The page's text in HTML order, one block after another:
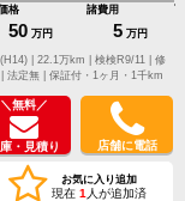
格
50 万円
諸費用
5 万円
修
法定無 | 保証付・1ヶ月・1千km
＼無料／
・見積り 店舗に電話
お気に入り追加
現在 1 人が追加済